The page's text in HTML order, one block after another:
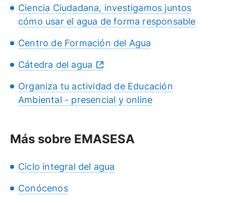
Ciencia Ciudadana, investigamos juntos
cómo usar el agua de forma responsable
Centro de Formación del Agua
Cátedra del agua
Organiza tu actividad de Educación
Ambiental - presencial y online
Más sobre EMASESA
Ciclo integral del agua
Conócenos